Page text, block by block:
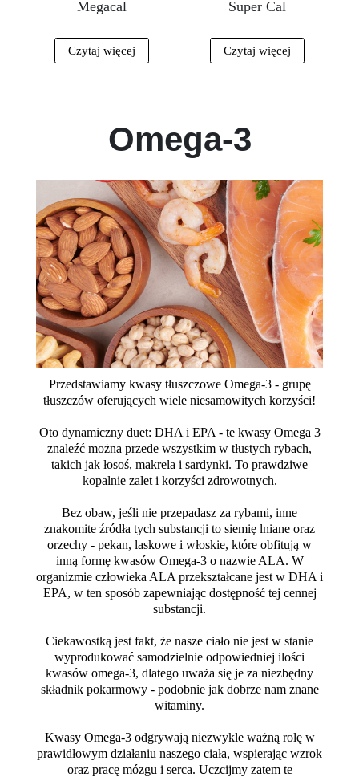
Megacal
Czytaj więcej
Super Cal
Czytaj więcej
Omega-3
Przedstawiamy kwasy tłuszczowe Omega-3 - grupę
tłuszczów oferujących wiele niesamowitych korzyści!
Oto dynamiczny duet: DHA i EPA - te kwasy Omega 3
znaleźć można przede wszystkim w tłustych rybach,
takich jak łosoś, makrela i sardynki. To prawdziwe
kopalnie zalet i korzyści zdrowotnych.
Bez obaw, jeśli nie przepadasz za rybami, inne
znakomite źródła tych substancji to siemię lniane oraz
orzechy - pekan, laskowe i włoskie, które obfitują w
inną formę kwasów Omega-3 o nazwie ALA. W
organizmie człowieka ALA przekształcane jest w DHA i
EPA, w ten sposób zapewniając dostępność tej cennej
substancji.
Ciekawostką jest fakt, że nasze ciało nie jest w stanie
wyprodukować samodzielnie odpowiedniej ilości
kwasów omega-3, dlatego uważa się je za niezbędny
składnik pokarmowy - podobnie jak dobrze nam znane
witaminy.
Kwasy Omega-3 odgrywają niezwykle ważną rolę w
prawidłowym działaniu naszego ciała, wspierając wzrok
oraz pracę mózgu i serca. Uczcijmy zatem te